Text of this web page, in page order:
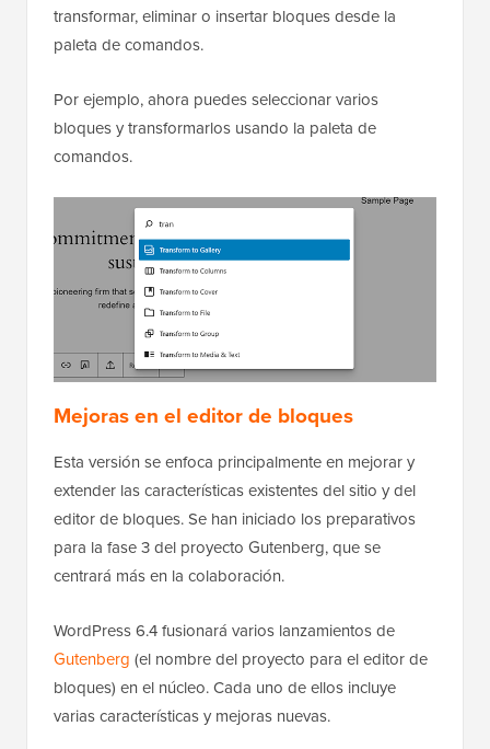
transformar, eliminar o insertar bloques desde la
paleta de comandos.
Por ejemplo, ahora puedes seleccionar varios
bloques y transformarlos usando la paleta de
comandos.
Mejoras en el editor de bloques
Esta versión se enfoca principalmente en mejorar y
extender las características existentes del sitio y del
editor de bloques. Se han iniciado los preparativos
para la fase 3 del proyecto Gutenberg, que se
centrará más en la colaboración.
WordPress 6.4 fusionará varios lanzamientos de
Gutenberg (el nombre del proyecto para el editor de
bloques) en el núcleo. Cada uno de ellos incluye
varias características y mejoras nuevas.